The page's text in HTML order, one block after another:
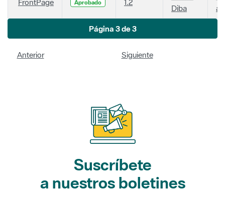
Aprobado
Diba
Página 3 de 3
Anterior Siguiente
Suscríbete
a nuestros boletines